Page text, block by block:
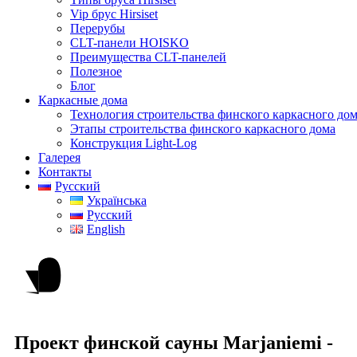
Vip брус Hirsiset
Перерубы
CLT-панели HOISKO
Преимущества CLT-панелей
Полезное
Блог
Каркасные дома
Технология строительства финского каркасного
Этапы строительства финского каркасного дома
Конструкция Light-Log
Галерея
Контакты
Русский
Українська
Русский
English
Проект финской сауны Marjaniemi -